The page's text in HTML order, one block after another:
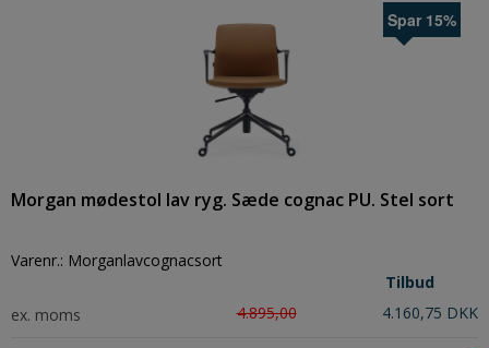
Spar 15%
Morgan mødestol lav ryg. Sæde cognac PU. Stel sort
Varenr.: Morganlavcognacsort
Tilbud
ex. moms
4.895,00 4.160,75 DKK